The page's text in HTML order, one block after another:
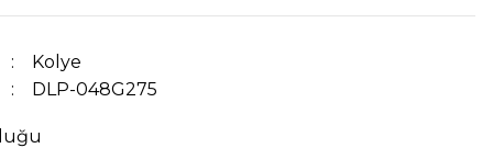
Kolye
DLP-048G275